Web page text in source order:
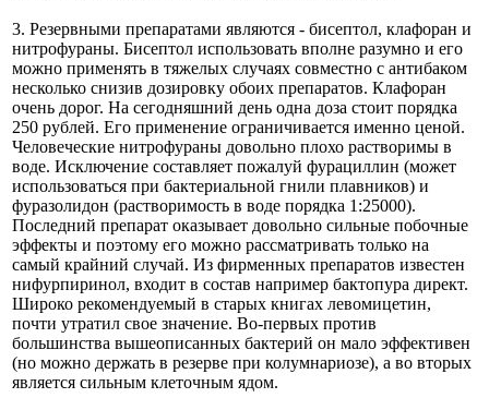
3. Резервными препаратами являются - бисептол, клафоран и
нитрофураны. Бисептол использовать вполне разумно и его
можно применять в тяжелых случаях совместно с антибаком
несколько снизив дозировку обоих препаратов. Клафоран
очень дорог. На сегодняшний день одна доза стоит порядка
250 рублей. Его применение ограничивается именно ценой.
Человеческие нитрофураны довольно плохо растворимы в
воде. Исключение составляет пожалуй фурациллин (может
использоваться при бактериальной гнили плавников) и
фуразолидон (растворимость в воде порядка 1:25000).
Последний препарат оказывает довольно сильные побочные
эффекты и поэтому его можно рассматривать только на
самый крайний случай. Из фирменных препаратов известен
нифурпиринол, входит в состав например бактопура директ.
Широко рекомендуемый в старых книгах левомицетин,
почти утратил свое значение. Во-первых против
большинства вышеописанных бактерий он мало эффективен
(но можно держать в резерве при колумнариозе), а во вторых
является сильным клеточным ядом.